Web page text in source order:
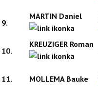
9.
MARTIN Daniel
10.
KREUZIGER Roman
11. MOLLEMA Bauke